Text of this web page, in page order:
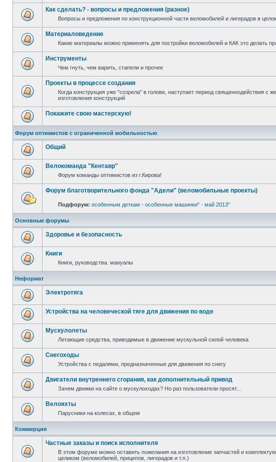
Как сделать? - вопросы и предложения (разное)
Вопросы и предложения по конструкционной части веломобилей и лигерадов в
Материаловедение
Какие материалы можно применять для постройки веломобилей и КАК это делать
Инструменты
Чем гнуть, чем варить, стапели и прочее
Проекты в процессе создания
Когда конструкция уже "созрела" в голове, наступает период священнодействия с
изготовления конструкций
Покажите свою мастерскую!
Форум оптимистов с ограниченной мобильностью
Общий
Велокоманда "Кентавр"
Форум команды оптимистов из г.Кирова!
Форум благотворительного фонда "Адели" (веломобильные проекты)
Подфорум: особенным деткам - особенные машинки" - май 2013"
Основные форумы
Здоровье и безопасность
Книги
Книги, руководства. мануалы
Неформат
Электротяга
Устройства на человеческой тяге для движения по воде
Мускулолеты
Летающие средства, приводимые в движение мускульной силой человека
Снегоходы
Устройства с педалями, предназначенные для движения по снегу
Двигатели внутреннего сгорания, как дополнительный привод
Зачем движки на сайте о мускулоходах? Но раз пользователи просят...
Велояхты
Парусники на колесах, в общем
Коммерция
Частные заказы и поиск исполнителя
В этом форуме можно оставить пожелания на изготовление запчастей и
целиком (веломобилей, прицепов, лигерадов и т.п.)